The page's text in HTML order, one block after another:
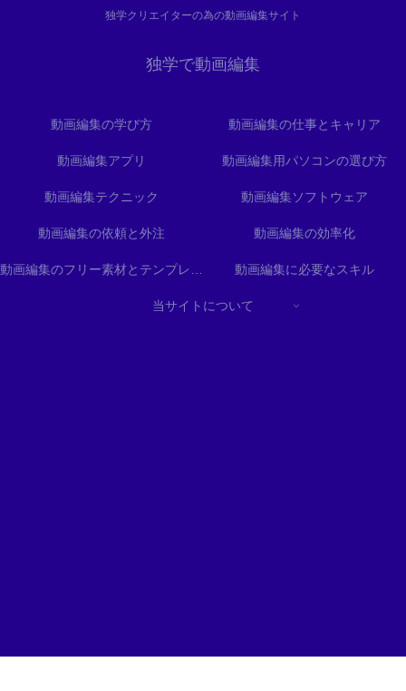
独学クリエイターの為の動画編集サイト
独学で動画編集
動画編集の学び方 動画編集の仕事とキャリア
動画編集アプリ 動画編集用パソコンの選び方
動画編集テクニック 動画編集ソフトウェア
動画編集の依頼と外注 動画編集の効率化
動画編集のフリー素材とテンプレート 動画編集に必要なスキル
当サイトについて